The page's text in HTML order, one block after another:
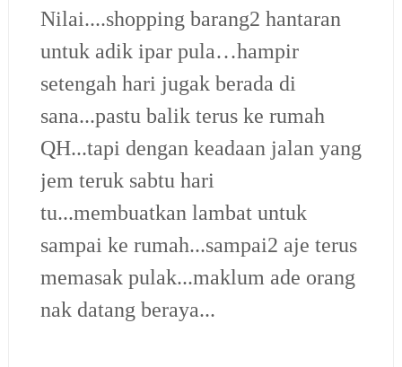
Nilai....shopping barang2 hantaran
untuk adik ipar pula…hampir
setengah hari jugak berada di
sana...pastu balik terus ke rumah
QH...tapi dengan keadaan jalan yang
jem teruk sabtu hari
tu...membuatkan lambat untuk
sampai ke rumah...sampai2 aje terus
memasak pulak...maklum ade orang
nak datang beraya...